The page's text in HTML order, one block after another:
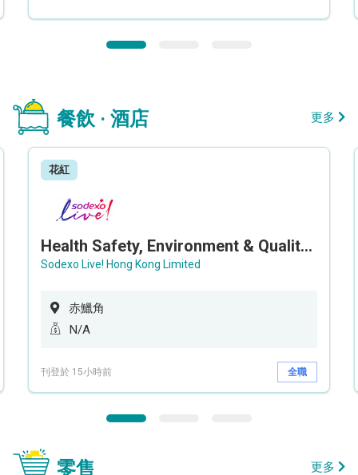
餐飲 · 酒店 更多
花紅
Health Safety, Environment & Quality Assurance Officer (Maternity cover – 5 months contract)
Sodexo Live! Hong Kong Limited
赤鱲角
N/A
刊登於 15小時前 全職
零售 更多